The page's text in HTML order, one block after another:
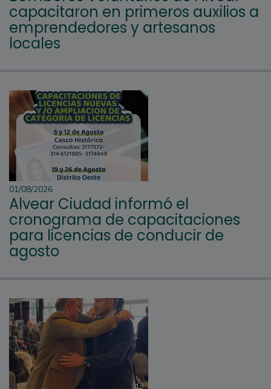
capacitaron en primeros auxilios a
emprendedores y artesanos
locales
01/08/2026
Alvear Ciudad informó el
cronograma de capacitaciones
para licencias de conducir de
agosto